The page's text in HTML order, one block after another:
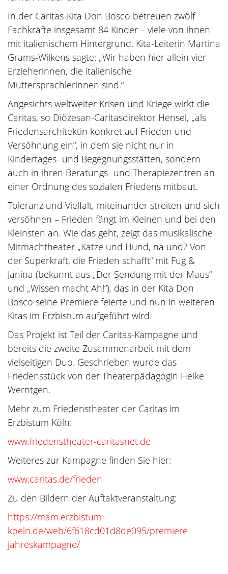
In der Caritas-Kita Don Bosco betreuen zwölf
Fachkräfte insgesamt 84 Kinder – viele von ihnen
mit italienischem Hintergrund. Kita-Leiterin Martina
Grams-Wilkens sagte: „Wir haben hier allein vier
Erzieherinnen, die italienische
Muttersprachlerinnen sind.“
Angesichts weltweiter Krisen und Kriege wirkt die
Caritas, so Diözesan-Caritasdirektor Hensel, „als
Friedensarchitektin konkret auf Frieden und
Versöhnung ein“, in dem sie nicht nur in
Kindertages- und Begegnungsstätten, sondern
auch in ihren Beratungs- und Therapiezentren an
einer Ordnung des sozialen Friedens mitbaut.
Toleranz und Vielfalt, miteinander streiten und sich
versöhnen – Frieden fängt im Kleinen und bei den
Kleinsten an. Wie das geht, zeigt das musikalische
Mitmachtheater „Katze und Hund, na und? Von
der Superkraft, die Frieden schafft“ mit Fug &
Janina (bekannt aus „Der Sendung mit der Maus“
und „Wissen macht Ah!“), das in der Kita Don
Bosco seine Premiere feierte und nun in weiteren
Kitas im Erzbistum aufgeführt wird.
Das Projekt ist Teil der Caritas-Kampagne und
bereits die zweite Zusammenarbeit mit dem
vielseitigen Duo. Geschrieben wurde das
Friedensstück von der Theaterpädagogin Heike
Werntgen.
Mehr zum Friedenstheater der Caritas im
Erzbistum Köln:
www.friedenstheater-caritasnet.de
Weiteres zur Kampagne finden Sie hier:
www.caritas.de/frieden
Zu den Bildern der Auftaktveranstaltung:
https://mam.erzbistum-
koeln.de/web/6f618cd01d8de095/premiere-
jahreskampagne/